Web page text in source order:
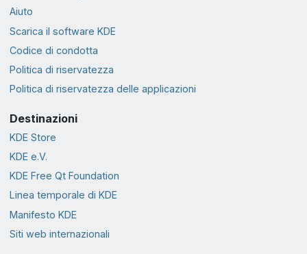
Aiuto
Scarica il software KDE
Codice di condotta
Politica di riservatezza
Politica di riservatezza delle applicazioni
Destinazioni
KDE Store
KDE e.V.
KDE Free Qt Foundation
Linea temporale di KDE
Manifesto KDE
Siti web internazionali